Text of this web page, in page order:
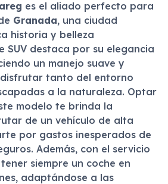
es el aliado perfecto para
Granada, una ciudad
historia y belleza
SUV destaca por su elegancia
un manejo suave y
tanto del entorno
a la naturaleza. Optar
modelo te brinda la
de un vehículo de alta
por gastos inesperados de
Además, con el servicio
siempre un coche en
adaptándose a las